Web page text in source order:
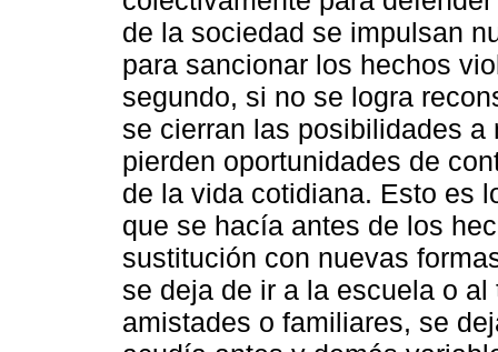
de la sociedad se impulsan
para sancionar los hechos
segundo, si no se logra
se cierran las posibilidades
pierden oportunidades de
de la vida cotidiana. Esto es
que se hacía antes de los
sustitución con nuevas
se deja de ir a la escuela o
amistades o familiares, se